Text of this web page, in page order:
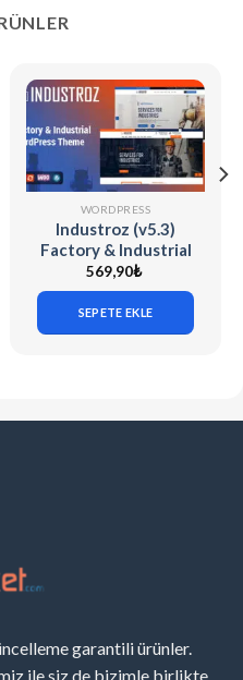
WORDPRESS
Industroz (v5.3)
Factory & Industrial
WordPress Theme
569,90₺
SEPETE EKLE
garantili ürünler.
ile siz de bizimle birlikte